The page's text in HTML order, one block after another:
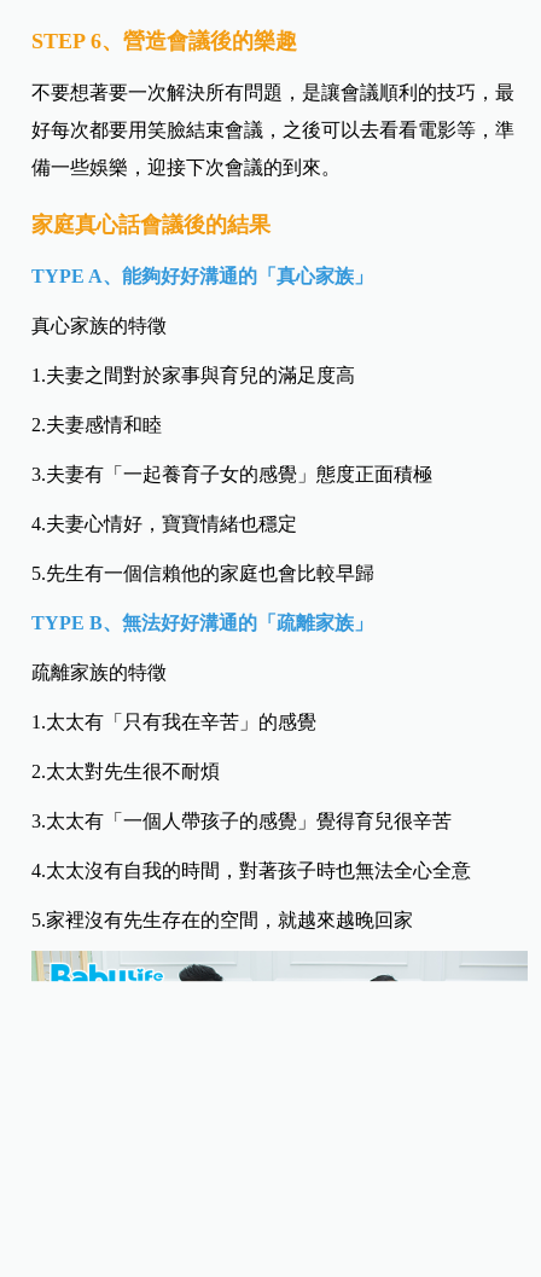
STEP 6、營造會議後的樂趣
不要想著要一次解決所有問題，是讓會議順利的技巧，最
好每次都要用笑臉結束會議，之後可以去看看電影等，準
備一些娛樂，迎接下次會議的到來。
家庭真心話會議後的結果
TYPE A、能夠好好溝通的「真心家族」
真心家族的特徵
1.夫妻之間對於家事與育兒的滿足度高
2.夫妻感情和睦
3.夫妻有「一起養育子女的感覺」態度正面積極
4.夫妻心情好，寶寶情緒也穩定
5.先生有一個信賴他的家庭也會比較早歸
TYPE B、無法好好溝通的「疏離家族」
疏離家族的特徵
1.太太有「只有我在辛苦」的感覺
2.太太對先生很不耐煩
3.太太有「一個人帶孩子的感覺」覺得育兒很辛苦
4.太太沒有自我的時間，對著孩子時也無法全心全意
5.家裡沒有先生存在的空間，就越來越晚回家